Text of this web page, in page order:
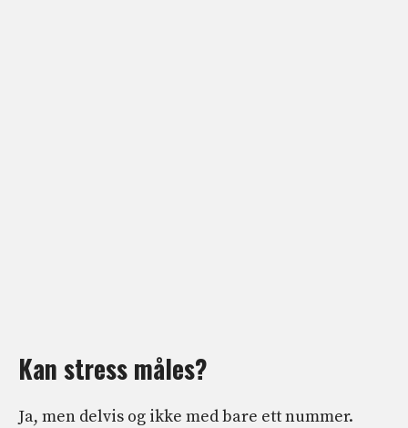
Kan stress måles?
Ja, men delvis og ikke med bare ett nummer.